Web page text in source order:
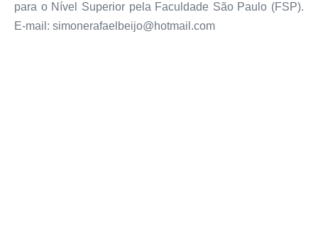
para o Nível Superior pela Faculdade São Paulo (FSP).
E-mail: simonerafaelbeijo@hotmail.com